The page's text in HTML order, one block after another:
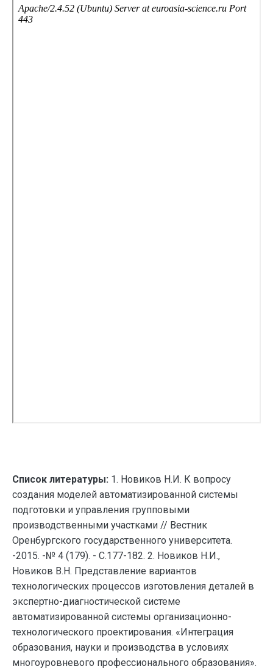
Список литературы: 1. Новиков Н.И. К вопросу
создания моделей автоматизированной системы
подготовки и управления групповыми
производственными участками // Вестник
Оренбургского государственного университета.
-2015. -№ 4 (179). - С.177-182. 2. Новиков Н.И.,
Новиков В.Н. Представление вариантов
технологических процессов изготовления деталей в
экспертно-диагностической системе
автоматизированной системы организационно-
технологического проектирования. «Интеграция
образования, науки и производства в условиях
многоуровневого профессионального образования».